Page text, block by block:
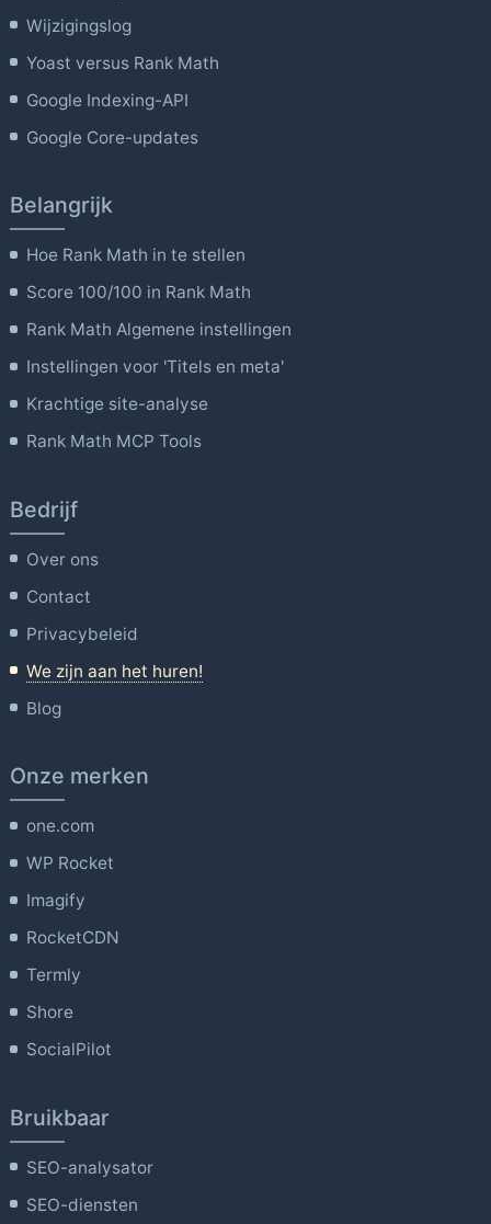
Wijzigingslog
Yoast versus Rank Math
Google Indexing-API
Google Core-updates
Belangrijk
Hoe Rank Math in te stellen
Score 100/100 in Rank Math
Rank Math Algemene instellingen
Instellingen voor 'Titels en meta'
Krachtige site-analyse
Rank Math MCP Tools
Bedrijf
Over ons
Contact
Privacybeleid
We zijn aan het huren!
Blog
Onze merken
one.com
WP Rocket
Imagify
RocketCDN
Termly
Shore
SocialPilot
Bruikbaar
SEO-analysator
SEO-diensten